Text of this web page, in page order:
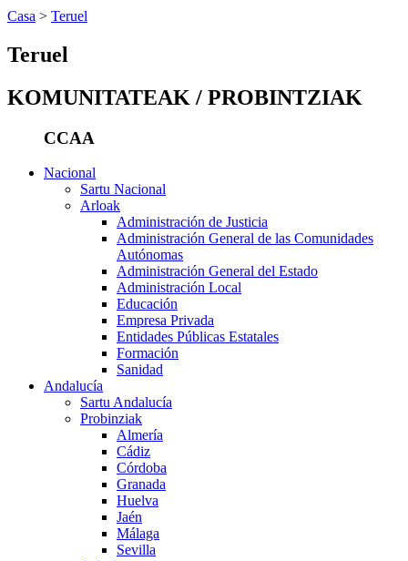
Casa > Teruel
Teruel
KOMUNITATEAK / PROBINTZIAK
CCAA
Nacional
Sartu Nacional
Arloak
Administración de Justicia
Administración General de las Comunidades
Autónomas
Administración General del Estado
Administración Local
Educación
Empresa Privada
Entidades Públicas Estatales
Formación
Sanidad
Andalucía
Sartu Andalucía
Probinziak
Almería
Cádiz
Córdoba
Granada
Huelva
Jaén
Málaga
Sevilla